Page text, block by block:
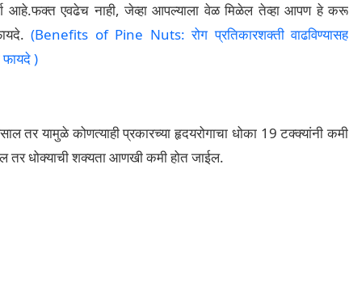
आहे.फक्त एवढेच नाही, जेव्हा आपल्याला वेळ मिळेल तेव्हा आपण हे करू
(Benefits of Pine Nuts: रोग प्रतिकारशक्ती वाढविण्यासह
फायदे )
तर यामुळे कोणत्याही प्रकारच्या हृदयरोगाचा धोका 19 टक्क्यांनी कमी
धोक्याची शक्यता आणखी कमी होत जाईल.